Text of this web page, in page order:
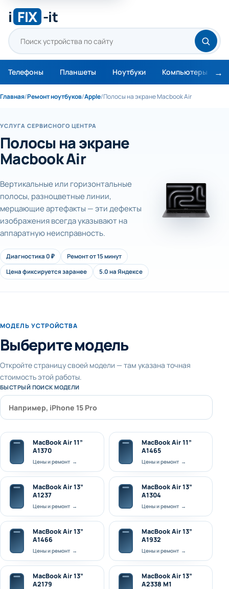
i FIX -it
Телефоны Планшеты Ноутбуки Компьютеры
Главная/Ремонт ноутбуков/Apple/Полосы на экране Macbook Air
УСЛУГА СЕРВИСНОГО ЦЕНТРА
Полосы на экране
Macbook Air
Вертикальные или горизонтальные
полосы, разноцветные линии,
мерцающие артефакты — эти дефекты
изображения всегда указывают на
аппаратную неисправность.
Диагностика 0 ₽
Ремонт от 15 минут
Цена фиксируется заранее
5.0 на Яндексе
МОДЕЛЬ УСТРОЙСТВА
Выберите модель
Откройте страницу своей модели — там указана точная
стоимость этой работы.
БЫСТРЫЙ ПОИСК МОДЕЛИ
MacBook Air 11”
А1370
Цены и ремонт →
MacBook Air 11”
А1465
Цены и ремонт →
MacBook Air 13”
А1237
Цены и ремонт →
MacBook Air 13”
А1304
Цены и ремонт →
MacBook Air 13”
А1466
Цены и ремонт →
MacBook Air 13”
А1932
Цены и ремонт →
MacBook Air 13”
А2179
MacBook Air 13”
A2338 M1